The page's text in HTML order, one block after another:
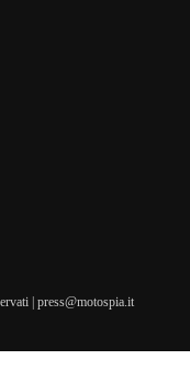
| press@motospia.it